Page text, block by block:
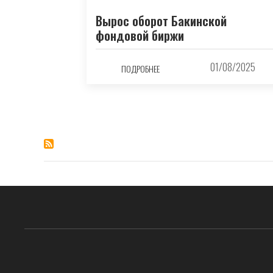
Вырос оборот Бакинской
фондовой биржи
ПОДРОБНЕЕ 01/08/2025